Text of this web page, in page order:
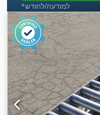
*למודעה/לחודש